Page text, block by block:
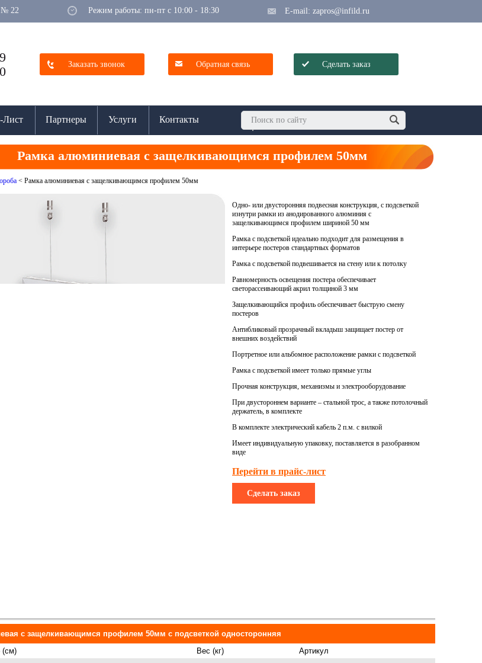
№ 22 Режим работы: пн-пт с 10:00 - 18:30 E-mail: zapros@infild.ru
Заказать звонок Обратная связь Сделать заказ
Лист Партнеры Услуги Контакты
Рамка алюминиевая с защелкивающимся профилем 50мм
< Рамка алюминиевая с защелкивающимся профилем 50мм
Одно- или двусторонняя подвесная конструкция, с подсветкой
изнутри рамки из анодированного алюминия с
защелкивающимся профилем шириной 50 мм
Рамка с подсветкой идеально подходит для размещения в
интерьере постеров стандартных форматов
Рамка с подсветкой подвешивается на стену или к потолку
Равномерность освещения постера обеспечивает
светорассеивающий акрил толщиной 3 мм
Защелкивающийся профиль обеспечивает быструю смену
постеров
Антибликовый прозрачный вкладыш защищает постер от
внешних воздействий
Портретное или альбомное расположение рамки с подсветкой
Рамка с подсветкой имеет только прямые углы
Прочная конструкция, механизмы и электрооборудование
При двустороннем варианте – стальной трос, а также потолочный
держатель, в комплекте
В комплекте электрический кабель 2 п.м. с вилкой
Имеет индивидуальную упаковку, поставляется в разобранном
виде
Перейти в прайс-лист
Сделать заказ
с защелкивающимся профилем 50мм с подсветкой односторонняя
(см)
Вес (кг)
Артикул